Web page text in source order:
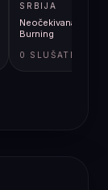
SRBIJA
Neočekivana Sila -
Burning
0 SLUŠATELJA